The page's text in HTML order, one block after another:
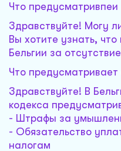
Что предусматривпеи
Здравствуйте! Могу
Вы хотите узнать,
Бельгии за
Что предусматривает
Здравствуйте! В
кодекса
- Штрафы за
- Обязательство
налогам